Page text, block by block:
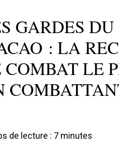
GARDES DU
: LA
COMBAT LE
de lecture : 7 minutes